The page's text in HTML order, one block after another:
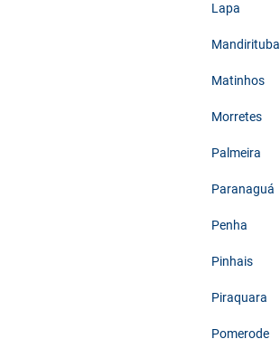
Lapa
Mandirituba
Matinhos
Morretes
Palmeira
Paranaguá
Penha
Pinhais
Piraquara
Pomerode